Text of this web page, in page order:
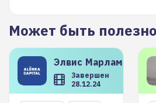
Может быть полезно
Элвис Марламов
Завершен
28.12.24